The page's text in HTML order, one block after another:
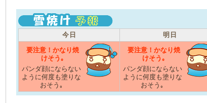
今日
明日
要注意！かなり焼
けそう｡
パンダ顔にならない
ように何度も塗りな
おそう｡
要注意！かなり焼
けそう｡
パンダ顔にならない
ように何度も塗りな
おそう｡